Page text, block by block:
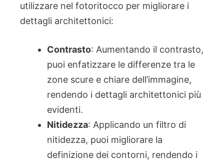
utilizzare nel fotoritocco per migliorare i
dettagli architettonici:
Contrasto: Aumentando il contrasto,
puoi enfatizzare le differenze tra le
zone scure e chiare dell’immagine,
rendendo i dettagli architettonici più
evidenti.
Nitidezza: Applicando un filtro di
nitidezza, puoi migliorare la
definizione dei contorni, rendendo i